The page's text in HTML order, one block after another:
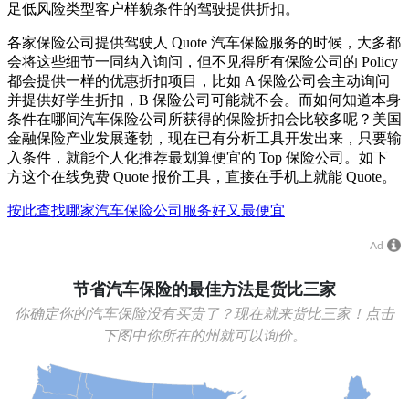
足低风险类型客户样貌条件的驾驶提供折扣。
各家保险公司提供驾驶人 Quote 汽车保险服务的时候，大多都
会将这些细节一同纳入询问，但不见得所有保险公司的 Policy
都会提供一样的优惠折扣项目，比如 A 保险公司会主动询问
并提供好学生折扣，B 保险公司可能就不会。而如何知道本身
条件在哪间汽车保险公司所获得的保险折扣会比较多呢？美国
金融保险产业发展蓬勃，现在已有分析工具开发出来，只要输
入条件，就能个人化推荐最划算便宜的 Top 保险公司。如下
方这个在线免费 Quote 报价工具，直接在手机上就能 Quote。
按此查找哪家汽车保险公司服务好又最便宜
Ad